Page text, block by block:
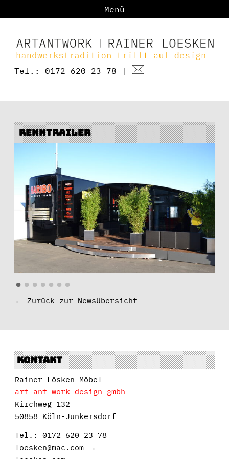
Menü
Tel.: 0172 620 23 78 |
Renntrailer
• • • • • • •
Zurück zur Newsübersicht
Kontakt
Rainer Lösken Möbel
art ant work design gmbh
Kirchweg 132
50858 Köln-Junkersdorf
Tel.: 0172 620 23 78
loesken@mac.com